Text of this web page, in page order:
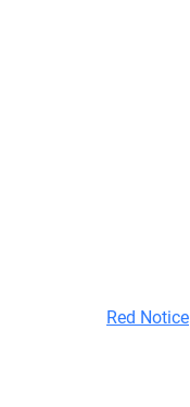
Een paarse
informatie over
en
Red Notice
arrestatie, maar
modus operandi
een delict is